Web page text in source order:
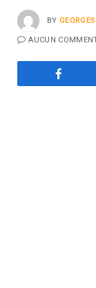
BY
AUCUN